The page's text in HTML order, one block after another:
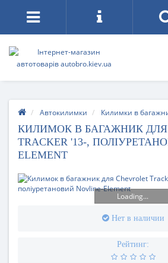
Автокилимки Килимки в
КИЛИМОК В БАГАЖНИК ДЛЯ
TRACKER '13-,
ELEMENT
Loading...
Нет в наличии
Рейтинг: